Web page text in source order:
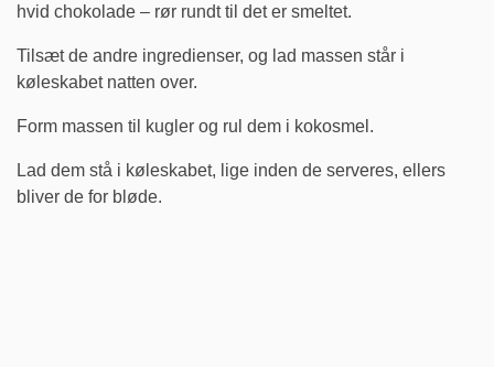
hvid chokolade – rør rundt til det er smeltet.
Tilsæt de andre ingredienser, og lad massen står i
køleskabet natten over.
Form massen til kugler og rul dem i kokosmel.
Lad dem stå i køleskabet, lige inden de serveres, ellers
bliver de for bløde.